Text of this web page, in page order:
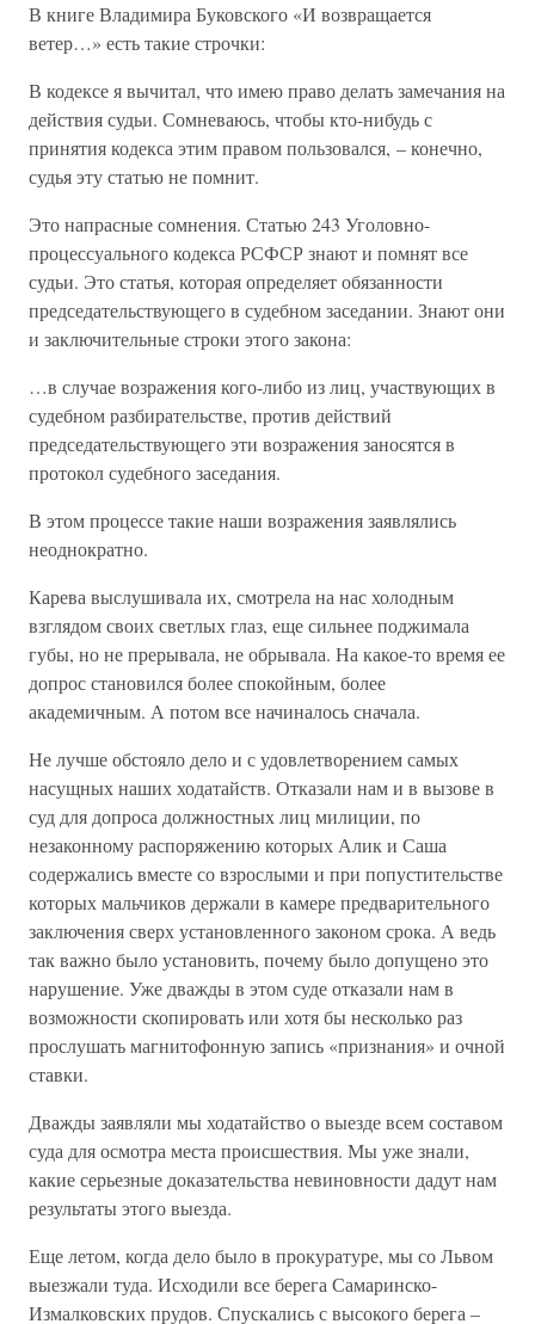
В книге Владимира Буковского «И возвращается
ветер…» есть такие строчки:
В кодексе я вычитал, что имею право делать замечания на
действия судьи. Сомневаюсь, чтобы кто-нибудь с
принятия кодекса этим правом пользовался, – конечно,
судья эту статью не помнит.
Это напрасные сомнения. Статью 243 Уголовно-
процессуального кодекса РСФСР знают и помнят все
судьи. Это статья, которая определяет обязанности
председательствующего в судебном заседании. Знают они
и заключительные строки этого закона:
…в случае возражения кого-либо из лиц, участвующих в
судебном разбирательстве, против действий
председательствующего эти возражения заносятся в
протокол судебного заседания.
В этом процессе такие наши возражения заявлялись
неоднократно.
Карева выслушивала их, смотрела на нас холодным
взглядом своих светлых глаз, еще сильнее поджимала
губы, но не прерывала, не обрывала. На какое-то время ее
допрос становился более спокойным, более
академичным. А потом все начиналось сначала.
Не лучше обстояло дело и с удовлетворением самых
насущных наших ходатайств. Отказали нам и в вызове в
суд для допроса должностных лиц милиции, по
незаконному распоряжению которых Алик и Саша
содержались вместе со взрослыми и при попустительстве
которых мальчиков держали в камере предварительного
заключения сверх установленного законом срока. А ведь
так важно было установить, почему было допущено это
нарушение. Уже дважды в этом суде отказали нам в
возможности скопировать или хотя бы несколько раз
прослушать магнитофонную запись «признания» и очной
ставки.
Дважды заявляли мы ходатайство о выезде всем составом
суда для осмотра места происшествия. Мы уже знали,
какие серьезные доказательства невиновности дадут нам
результаты этого выезда.
Еще летом, когда дело было в прокуратуре, мы со Львом
выезжали туда. Исходили все берега Самаринско-
Измалковских прудов. Спускались с высокого берега –